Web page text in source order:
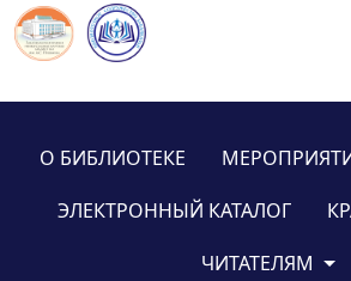
О БИБЛИОТЕКЕ
ЭЛЕКТРОННЫЙ КАТАЛОГ
ЧИТАТЕЛЯМ